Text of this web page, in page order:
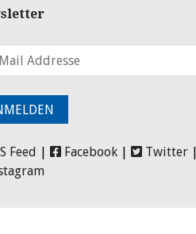
Feed Facebook Twitter